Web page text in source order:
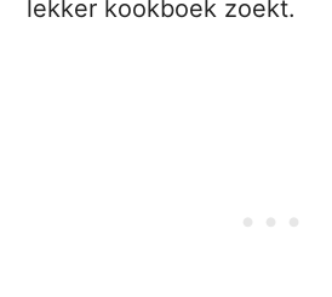
lekker kookboek zoekt.